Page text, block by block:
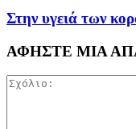
Στην υγειά των
ΑΦΗΣΤΕ ΜΙΑ